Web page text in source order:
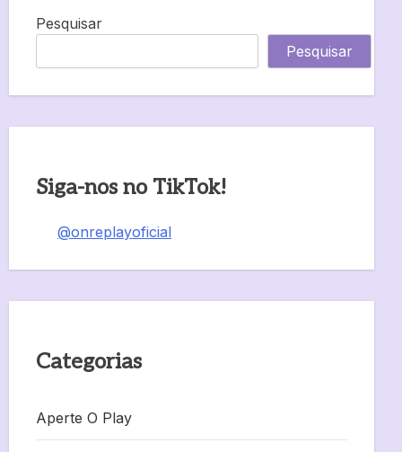
Pesquisar
Pesquisar
Siga-nos no TikTok!
@onreplayoficial
Categorias
Aperte O Play